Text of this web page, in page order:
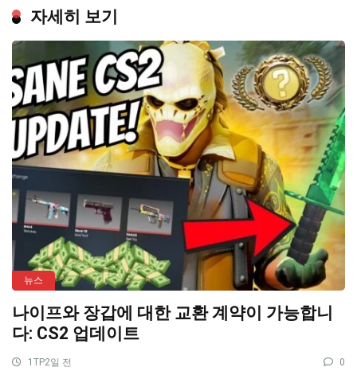
자세히 보기
뉴스
나이프와 장갑에 대한 교환 계약이 가능합니
다: CS2 업데이트
1TP2일 전 0